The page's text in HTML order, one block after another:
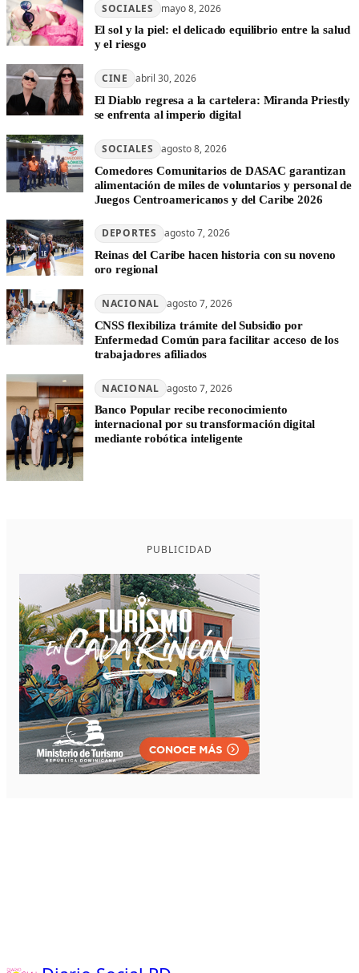
SOCIALES mayo 8, 2026
El sol y la piel: el delicado equilibrio entre la salud
y el riesgo
CINE abril 30, 2026
El Diablo regresa a la cartelera: Miranda Priestly
se enfrenta al imperio digital
SOCIALES agosto 8, 2026
Comedores Comunitarios de DASAC garantizan
alimentación de miles de voluntarios y personal de
Juegos Centroamericanos y del Caribe 2026
DEPORTES agosto 7, 2026
Reinas del Caribe hacen historia con su noveno
oro regional
NACIONAL agosto 7, 2026
CNSS flexibiliza trámite del Subsidio por
Enfermedad Común para facilitar acceso de los
trabajadores afiliados
NACIONAL agosto 7, 2026
Banco Popular recibe reconocimiento
internacional por su transformación digital
mediante robótica inteligente
PUBLICIDAD